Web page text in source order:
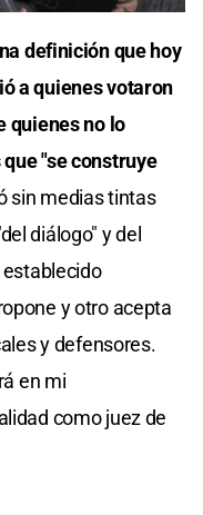
definición que hoy
a quienes votaron
quienes no lo
"se construye
sin medias tintas
diálogo" y del
establecido
y otro acepta
y defensores.
en mi
como juez de